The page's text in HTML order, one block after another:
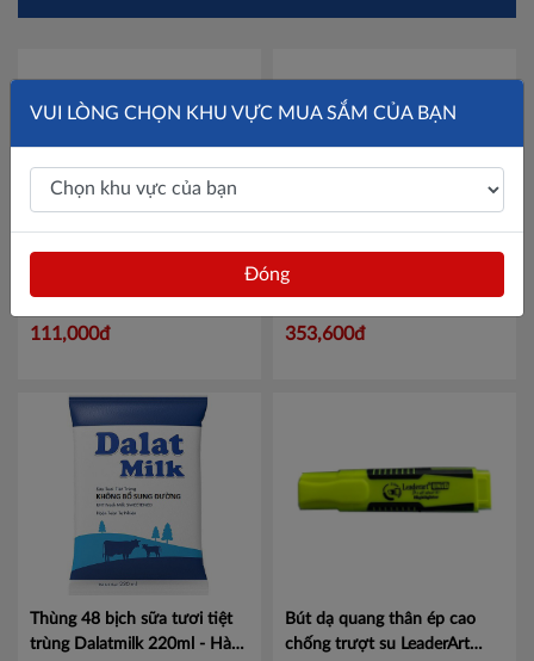
L92 RP2Mã 100237009
111,000đ
Kem hộp TH True Ice Cream
trà xanh matcha tự nhiên
180gMã 456032929
353,600đ
Thùng 48 bịch sữa tươi tiệt
trùng Dalatmilk 220ml - Hàng
Bút dạ quang thân ép cao
chống trượt su LeaderArt
VUI LÒNG CHỌN KHU VỰC MUA SẮM CỦA BẠN
Đóng